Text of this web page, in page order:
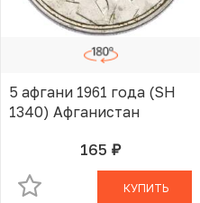
5 афгани 1961 года (SH
1340) Афганистан
165 руб.В КОРЗИНЕ
КУПИТЬ